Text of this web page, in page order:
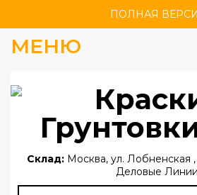
ПОЛНАЯ
МЕНЮ
Склад:Москва, ул. Лобненская
Деловые